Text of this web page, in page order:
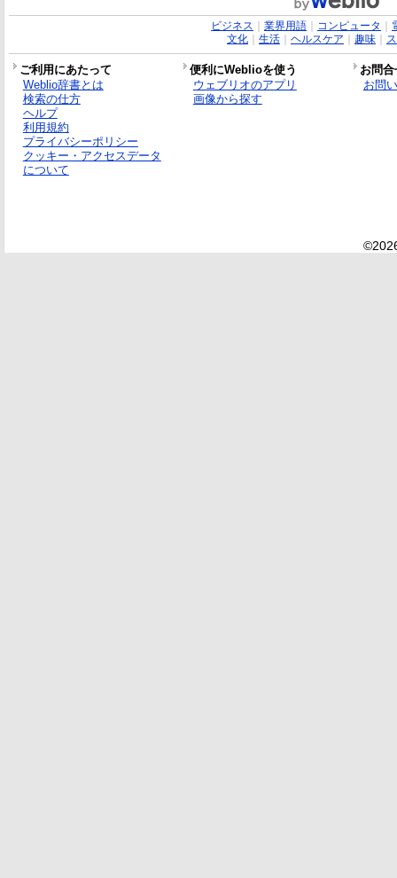
ビジネス 業界用語｜ コンピュータ
文化｜ 生活｜ ヘルスケア 趣味｜
ご利用にあたって 便利にWeblioを使う
お問
Weblio辞書とは
検索の仕方
ヘルプ
利用規約
プライバシーポリシー
クッキー・アクセスデータ
について
ウェブリオのアプリ
画像から探す
お問